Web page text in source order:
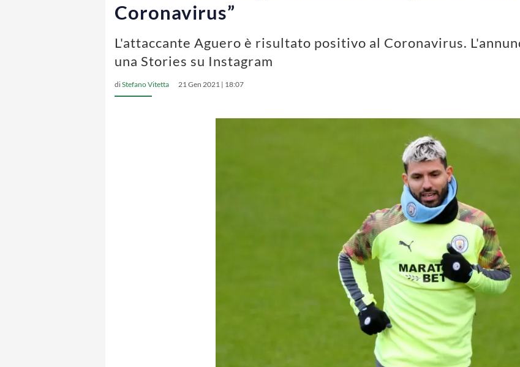
Coronavirus”
L'attaccante Aguero è risultato positivo al Coronavirus.
una Stories su Instagram
diStefano Vitetta 21 Gen 2021 | 18:07